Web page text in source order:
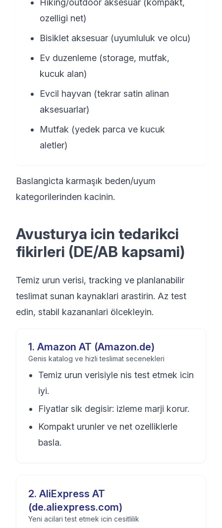
Hiking/outdoor aksesuar (kompakt,
ozelligi net)
Bisiklet aksesuar (uyumluluk ve olcu)
Ev duzenleme (storage, mutfak,
kucuk alan)
Evcil hayvan (tekrar satin alinan
aksesuarlar)
Mutfak (yedek parca ve kucuk
aletler)
Baslangicta karmaşık beden/uyum
kategorilerinden kacinin.
Avusturya icin tedarikci
fikirleri (DE/AB kapsami)
Temiz urun verisi, tracking ve planlanabilir
teslimat sunan kaynaklari arastirin. Az test
edin, stabil kazananlari ölcekleyin.
1. Amazon AT (Amazon.de)
Genis katalog ve hizli teslimat secenekleri
Temiz urun verisiyle nis test etmek icin
iyi.
Fiyatlar sik degisir: izleme marji korur.
Kompakt urunler ve net ozelliklerle
basla.
2. AliExpress AT
(de.aliexpress.com)
Yeni acilari test etmek icin cesitlilik